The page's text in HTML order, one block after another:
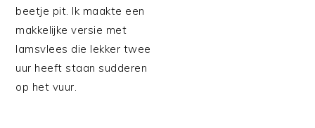
beetje pit. Ik maakte een
makkelijke versie met
lamsvlees die lekker twee
uur heeft staan sudderen
op het vuur.